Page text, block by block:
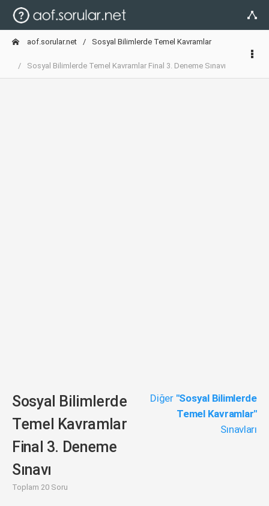
aof.sorular.net Sosyal Bilimlerde Temel Kavramlar
Sosyal Bilimlerde Temel Kavramlar Final 3. Deneme Sınavı
Sosyal Bilimlerde
Temel Kavramlar
Final 3. Deneme
Sınavı
Toplam 20 Soru
Diğer "Sosyal Bilimlerde
Temel Kavramlar"
Sınavları